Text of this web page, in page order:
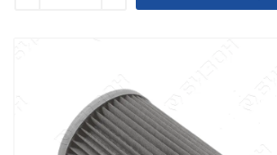
Увеличить